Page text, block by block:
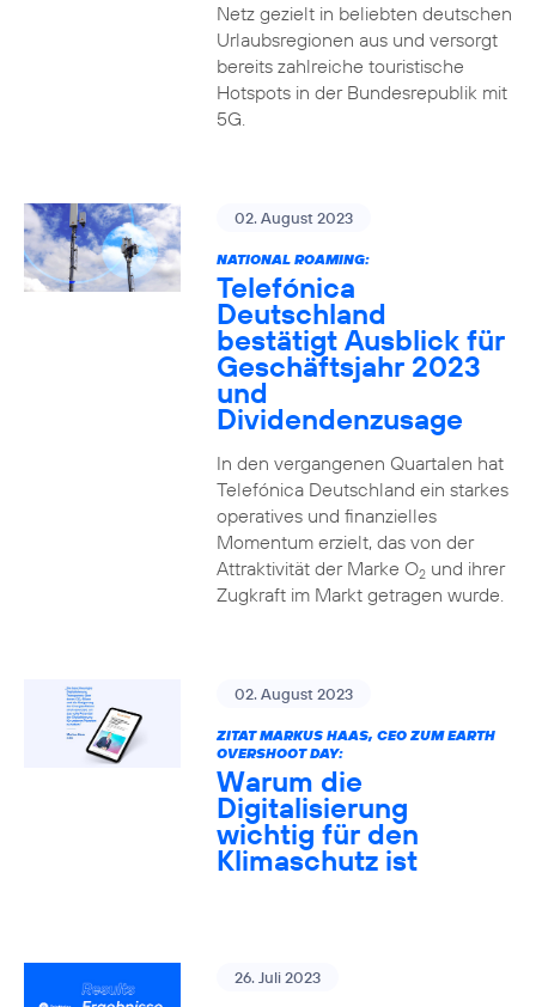
Netz gezielt in beliebten deutschen
Urlaubsregionen aus und versorgt
bereits zahlreiche touristische
Hotspots in der Bundesrepublik mit
5G.
02. August 2023
NATIONAL ROAMING:
Telefónica
Deutschland
bestätigt Ausblick für
Geschäftsjahr 2023
und
Dividendenzusage
In den vergangenen Quartalen hat
Telefónica Deutschland ein starkes
operatives und finanzielles
Momentum erzielt, das von der
Attraktivität der Marke O2und ihrer
Zugkraft im Markt getragen wurde.
02. August 2023
ZITAT MARKUS HAAS, CEO ZUM EARTH
OVERSHOOT DAY:
Warum die
Digitalisierung
wichtig für den
Klimaschutz ist
26. Juli 2023